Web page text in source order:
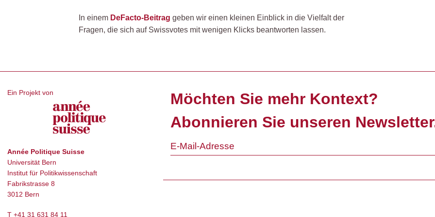
In einem DeFacto-Beitrag geben wir einen kleinen Einblick in die Vielfalt der
Fragen, die sich auf Swissvotes mit wenigen Klicks beantworten lassen.
Ein Projekt von
Année Politique Suisse
Universität Bern
Institut für Politikwissenschaft
Fabrikstrasse 8
3012 Bern
T +41 31 631 84 11
Möchten Sie mehr Kontext?
Abonnieren Sie unseren